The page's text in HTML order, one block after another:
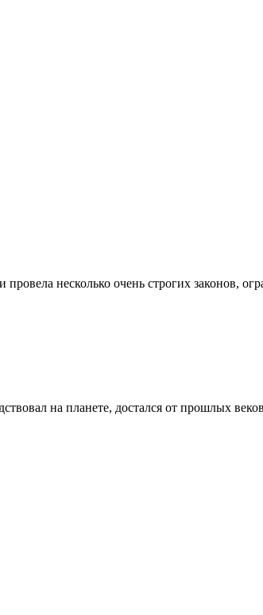
несколько очень строгих законов,
на планете, достался от прошлых